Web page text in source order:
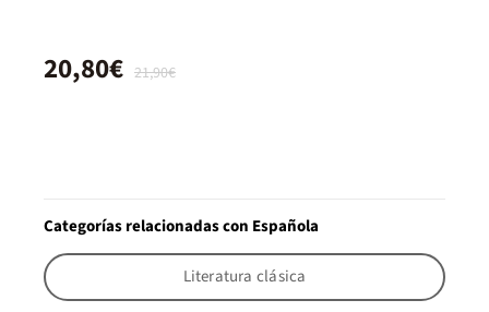
21,90€
20,80€
Categorías relacionadas con Española
Literatura clásica